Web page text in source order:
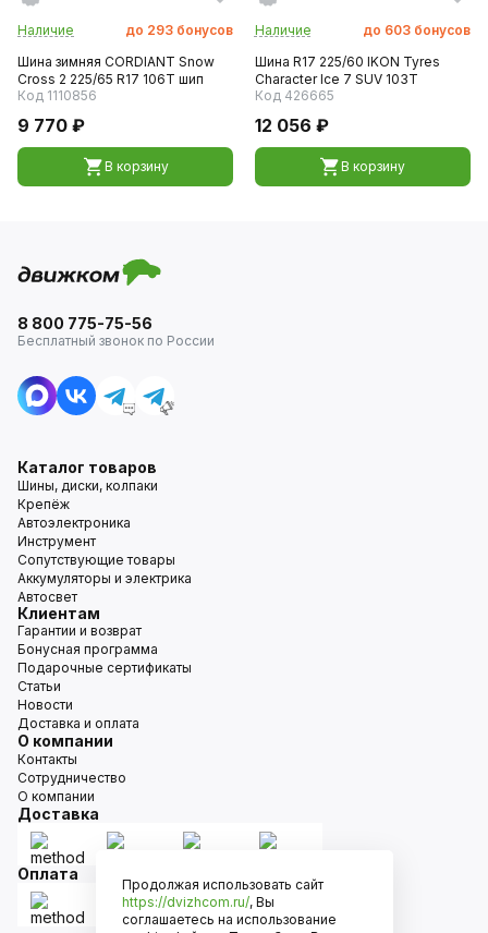
Наличие до 293 бонусов
Шина зимняя CORDIANT Snow
Cross 2 225/65 R17 106T шип
Код 1110856
9 770 ₽
В корзину
Наличие до 603 бонусов
Шина R17 225/60 IKON Tyres
Character Ice 7 SUV 103T
Код 426665
12 056 ₽
В корзину
8 800 775-75-56
Бесплатный звонок по России
Каталог товаров
Шины, диски, колпаки
Крепёж
Автоэлектроника
Инструмент
Сопутствующие товары
Аккумуляторы и электрика
Автосвет
Клиентам
Гарантии и возврат
Бонусная программа
Подарочные сертификаты
Статьи
Новости
Доставка и оплата
О компании
Контакты
Сотрудничество
О компании
Доставка
Оплата
Продолжая использовать сайт
https://dvizhcom.ru/, Вы
соглашаетесь на использование